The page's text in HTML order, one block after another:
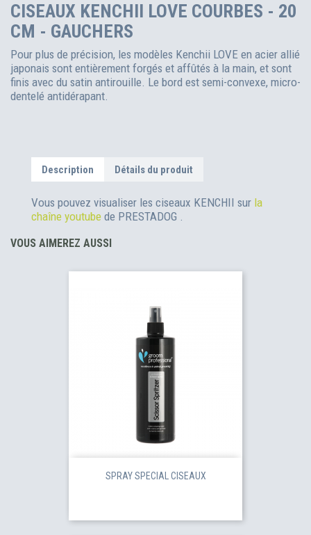
CISEAUX KENCHII LOVE COURBES - 20
CM - GAUCHERS
Pour plus de précision, les modèles Kenchii LOVE en acier allié
japonais sont entièrement forgés et affûtés à la main, et sont
finis avec du satin antirouille. Le bord est semi-convexe, micro-
dentelé antidérapant.
Description Détails du produit
Vous pouvez visualiser les ciseaux KENCHII sur la
chaîne youtube de PRESTADOG .
VOUS AIMEREZ AUSSI
SPRAY SPECIAL CISEAUX